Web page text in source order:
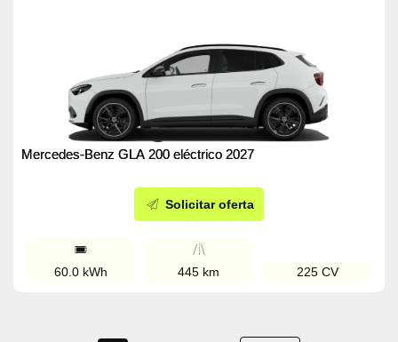
Mercedes-Benz GLA 200 eléctrico 2027
Solicitar oferta
60.0 kWh 445 km 225 CV